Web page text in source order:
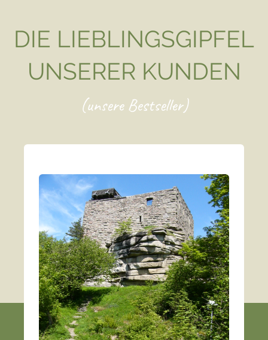
DIE LIEBLINGSGIPFEL
UNSERER KUNDEN
(unsere Bestseller)